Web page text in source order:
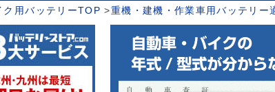
ク用バッテリーTOP >重機・建機・作業車用バッテリー